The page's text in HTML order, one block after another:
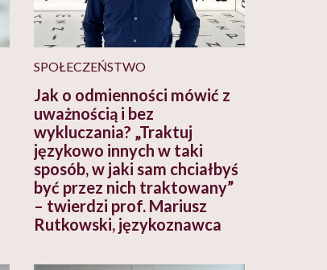
SPOŁECZEŃSTWO
Jak o odmienności mówić z
uważnością i bez
wykluczania? „Traktuj
językowo innych w taki
sposób, w jaki sam chciałbyś
być przez nich traktowany”
– twierdzi prof. Mariusz
Rutkowski, językoznawca